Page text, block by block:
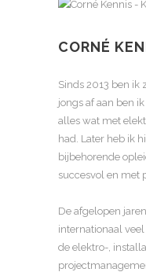
CORNÉ
Sinds 2013 ben ik
jongs af aan ben
alles wat met
had. Later heb ik
bijbehorende
succesvol en met
De afgelopen
internationaal
de elektro-,